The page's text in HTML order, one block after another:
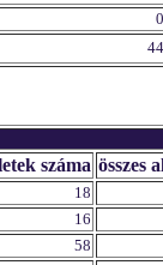
0
44
száma összes
18
16
58